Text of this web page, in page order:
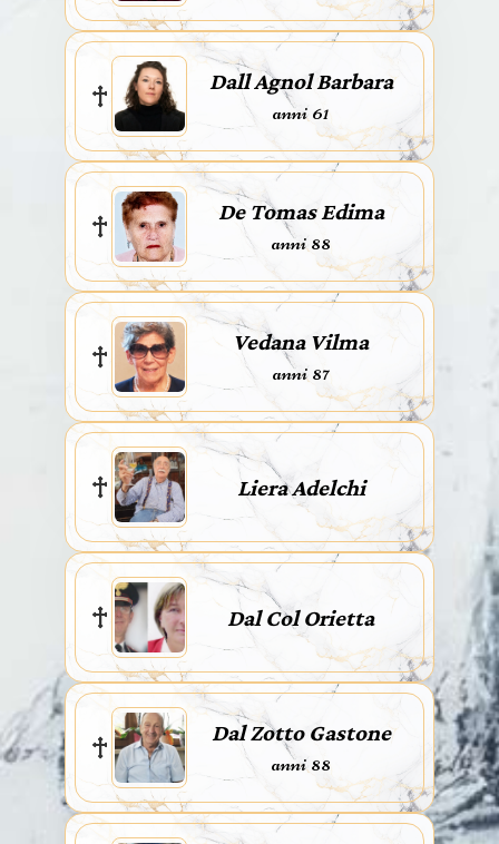
Dall Agnol Barbara
anni 61
De Tomas Edima
anni 88
Vedana Vilma
anni 87
Liera Adelchi
Dal Col Orietta
Dal Zotto Gastone
anni 88